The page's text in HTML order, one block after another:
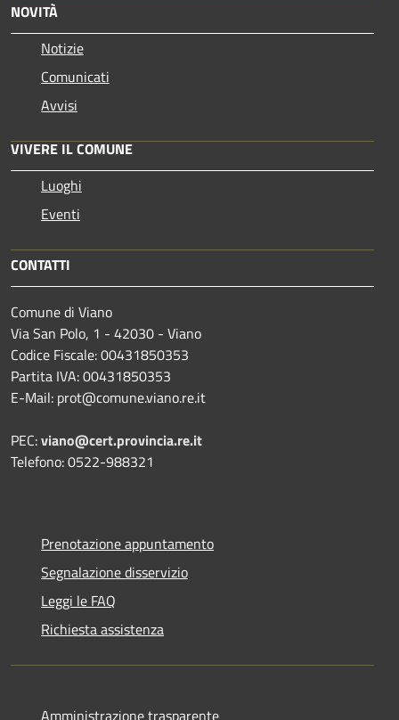
NOVITÀ
Notizie
Comunicati
Avvisi
VIVERE IL COMUNE
Luoghi
Eventi
CONTATTI
Comune di Viano
Via San Polo, 1 - 42030 - Viano
Codice Fiscale: 00431850353
Partita IVA: 00431850353
E-Mail: prot@comune.viano.re.it
PEC:viano@cert.provincia.re.it
Telefono: 0522-988321
Prenotazione appuntamento
Segnalazione disservizio
Leggi le FAQ
Richiesta assistenza
Amministrazione trasparente